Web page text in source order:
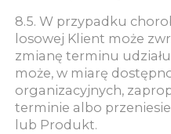
8.5. W przypadku
losowej Klient może
zmianę terminu
może, w miarę
organizacyjnych,
terminie albo
lub Produkt.